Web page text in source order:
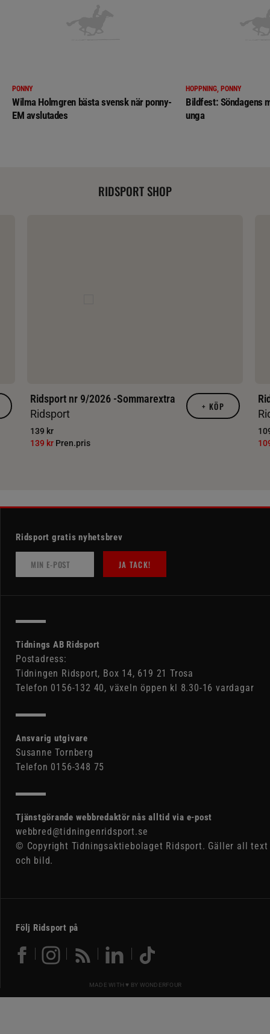
PONNY
Wilma Holmgren bästa svensk när ponny-
EM avslutades
HOPPNING, PONNY
Bildfest: Söndagens
unga
RIDSPORT SHOP
Ridsport nr 9/2026 -Sommarextra
Ridsport
139 kr
139 kr Pren.pris
+ KÖP
Ridsport gratis nyhetsbrev
JA TACK!
Tidnings AB Ridsport
Postadress:
Tidningen Ridsport, Box 14, 619 21 Trosa
Telefon 0156-132 40, växeln öppen kl 8.30-16 vardagar
Ansvarig utgivare
Susanne Tornberg
Telefon 0156-348 75
Tjänstgörande webbredaktör nås alltid via e-post
webbred@tidningenridsport.se
© Copyright Tidningsaktiebolaget Ridsport. Gäller all text
och bild.
Följ Ridsport på
MADE WITH ♥ BY WONDERFOUR